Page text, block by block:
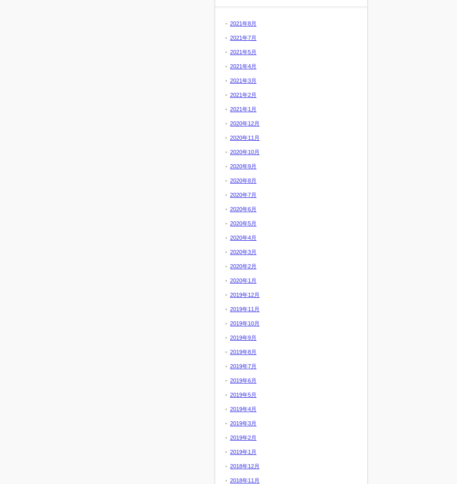
2021年8月
2021年7月
2021年5月
2021年4月
2021年3月
2021年2月
2021年1月
2020年12月
2020年11月
2020年10月
2020年9月
2020年8月
2020年7月
2020年6月
2020年5月
2020年4月
2020年3月
2020年2月
2020年1月
2019年12月
2019年11月
2019年10月
2019年9月
2019年8月
2019年7月
2019年6月
2019年5月
2019年4月
2019年3月
2019年2月
2019年1月
2018年12月
2018年11月